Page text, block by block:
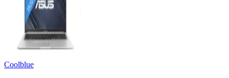
Coolblue